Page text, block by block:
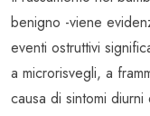
benigno -viene
eventi ostruttivi
a microrisvegli, a
causa di sintomi